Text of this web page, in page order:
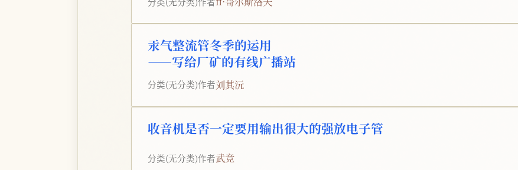
汞气整流管冬季的运用
——写给厂矿的有线广播站
分类(无分类)作者刘其沅
收音机是否一定要用输出很大的强放电子管
分类(无分类)作者武竞